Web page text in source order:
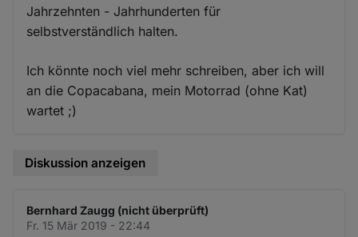
Jahrzehnten - Jahrhunderten für
selbstverständlich halten.
Ich könnte noch viel mehr schreiben, aber ich will
an die Copacabana, mein Motorrad (ohne Kat)
wartet ;)
Diskussion anzeigen
Bernhard Zaugg (nicht überprüft)
Fr. 15 Mär 2019 - 22:44